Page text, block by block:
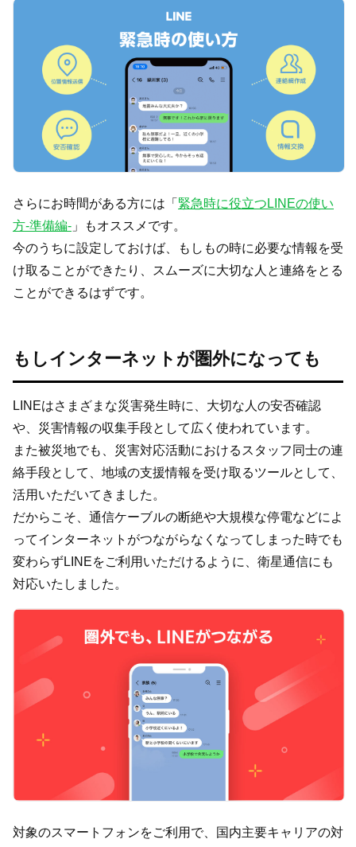
さらにお時間がある方には「 緊急時に役立つLINEの使い
方-準備編- 」もオススメです。
今のうちに設定しておけば、もしもの時に必要な情報を受
け取ることができたり、スムーズに大切な人と連絡をとる
ことができるはずです。
もしインターネットが圏外になっても
LINEはさまざまな災害発生時に、大切な人の安否確認
や、災害情報の収集手段として広く使われています。
また被災地でも、災害対応活動におけるスタッフ同士の連
絡手段として、地域の支援情報を受け取るツールとして、
活用いただいてきました。
だからこそ、通信ケーブルの断絶や大規模な停電などによ
ってインターネットがつながらなくなってしまった時でも
変わらずLINEをご利用いただけるように、衛星通信にも
対応いたしました。
対象のスマートフォンをご利用で、国内主要キャリアの対